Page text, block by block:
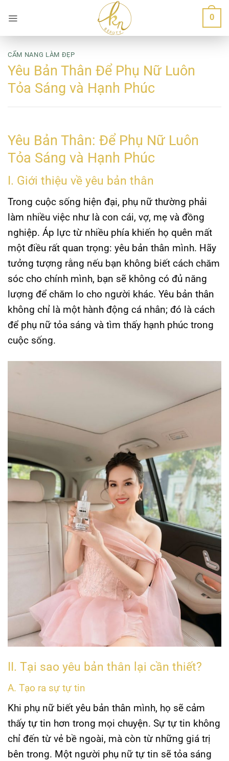
qua
nội
dung
0
CẨM NANG LÀM ĐẸP
Yêu Bản Thân Để Phụ Nữ Luôn
Tỏa Sáng và Hạnh Phúc
Yêu Bản Thân: Để Phụ Nữ Luôn
Tỏa Sáng và Hạnh Phúc
I. Giới thiệu về yêu bản thân
Trong cuộc sống hiện đại, phụ nữ thường phải
làm nhiều việc như là con cái, vợ, mẹ và đồng
nghiệp. Áp lực từ nhiều phía khiến họ quên mất
một điều rất quan trọng: yêu bản thân mình. Hãy
tưởng tượng rằng nếu bạn không biết cách chăm
sóc cho chính mình, bạn sẽ không có đủ năng
lượng để chăm lo cho người khác. Yêu bản thân
không chỉ là một hành động cá nhân; đó là cách
để phụ nữ tỏa sáng và tìm thấy hạnh phúc trong
cuộc sống.
II. Tại sao yêu bản thân lại cần thiết?
A. Tạo ra sự tự tin
Khi phụ nữ biết yêu bản thân mình, họ sẽ cảm
thấy tự tin hơn trong mọi chuyện. Sự tự tin không
chỉ đến từ vẻ bề ngoài, mà còn từ những giá trị
bên trong. Một người phụ nữ tự tin sẽ tỏa sáng